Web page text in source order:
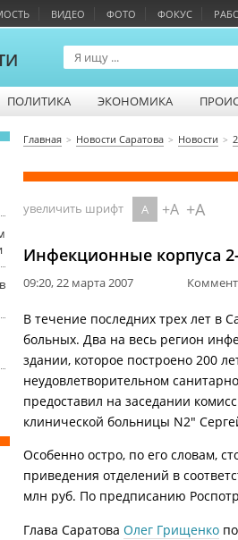
ВИДЕО ФОТО ФОКУС
ПОЛИТИКА ЭКОНОМИКА
Главная Новости Саратова Новости
увеличить шрифт A +A +A
Инфекционные корпуса
09:20, 22 марта 2007
В течение последних трех лет в
больных. Два на весь регион
здании, которое построено 200
неудовлетворительном
предоставил на заседании
клинической больницы N2"
Особенно остро, по его словам,
приведения отделений в
млн руб. По предписанию
Глава Саратова Олег Грищенко